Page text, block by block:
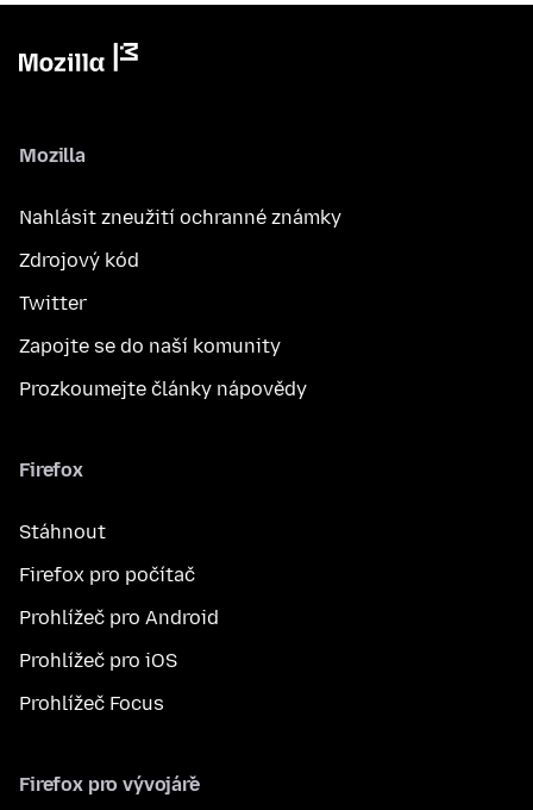
Mozilla
Nahlásit zneužití ochranné známky
Zdrojový kód
Twitter
Zapojte se do naší komunity
Prozkoumejte články nápovědy
Firefox
Stáhnout
Firefox pro počítač
Prohlížeč pro Android
Prohlížeč pro iOS
Prohlížeč Focus
Firefox pro vývojáře